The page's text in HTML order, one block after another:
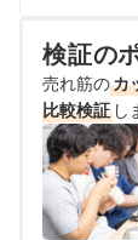
検証の
売れ筋のカ
比較検証 し